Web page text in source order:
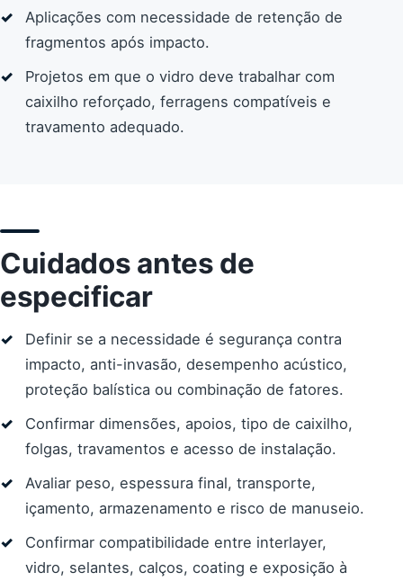
Aplicações com necessidade de retenção de
fragmentos após impacto.
Projetos em que o vidro deve trabalhar com
caixilho reforçado, ferragens compatíveis e
travamento adequado.
Cuidados antes de
especificar
Definir se a necessidade é segurança contra
impacto, anti-invasão, desempenho acústico,
proteção balística ou combinação de fatores.
Confirmar dimensões, apoios, tipo de caixilho,
folgas, travamentos e acesso de instalação.
Avaliar peso, espessura final, transporte,
içamento, armazenamento e risco de manuseio.
Confirmar compatibilidade entre interlayer,
vidro, selantes, calços, coating e exposição à